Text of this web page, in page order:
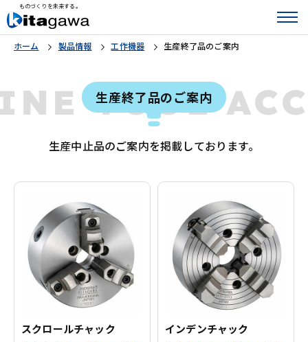
ものづくりを未来する。
ホーム 製品情報 工作機器 生産終了品のご案内
TOOL
生産終了品のご案内
生産中止品のご案内を掲載しております。
スクロールチャック インデンチャック